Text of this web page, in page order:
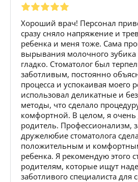
Хороший врач! Персонал
сразу сняло напряжение и
ребенка и меня тоже. Сама
вырывания молочного
гладко. Стоматолог был
заботливым, постоянно
процесса и успокаивая моего
использовал деликатные и
методы, что сделало
комфортной. В целом, я очень
родитель. Профессионализм,
дружелюбие стоматолога
положительным и
ребенка. Я рекомендую этого
родителям, которые ищут
заботливого специалиста для